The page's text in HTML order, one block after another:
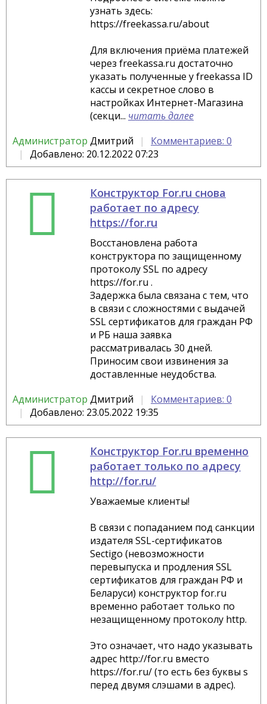
узнать здесь:
https://freekassa.ru/about
Для включения приёма платежей
через freekassa.ru достаточно
указать полученные у freekassa ID
кассы и секретное слово в
настройках Интернет-Магазина
(секци... читать далее
Администратор Дмитрий
Комментариев: 0
Добавлено: 20.12.2022 07:23
Конструктор For.ru снова
работает по адресу
https://for.ru
Восстановлена работа
конструктора по защищенному
протоколу SSL по адресу
https://for.ru .
Задержка была связана с тем, что
в связи с сложностями с выдачей
SSL сертификатов для граждан РФ
и РБ наша заявка
рассматривалась 30 дней.
Приносим свои извинения за
доставленные неудобства.
Администратор Дмитрий
Комментариев: 0
Добавлено: 23.05.2022 19:35
Конструктор For.ru временно
работает только по адресу
http://for.ru/
Уважаемые клиенты!
В связи с попаданием под санкции
издателя SSL-сертификатов
Sectigo (невозможности
перевыпуска и продления SSL
сертификатов для граждан РФ и
Беларуси) конструктор for.ru
временно работает только по
незащищенному протоколу http.
Это означает, что надо указывать
адрес http://for.ru вместо
https://for.ru/ (то есть без буквы s
перед двумя слэшами в адрес).